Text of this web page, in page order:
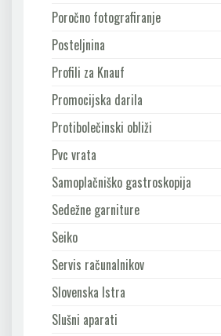
Poročno fotografiranje
Posteljnina
Profili za Knauf
Promocijska darila
Protibolečinski obliži
Pvc vrata
Samoplačniško gastroskopija
Sedežne garniture
Seiko
Servis računalnikov
Slovenska Istra
Slušni aparati